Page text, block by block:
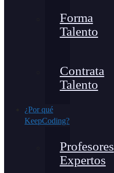
Forma
Talento
Contrata
Talento
¿Por qué
KeepCoding?
Profesores
Expertos